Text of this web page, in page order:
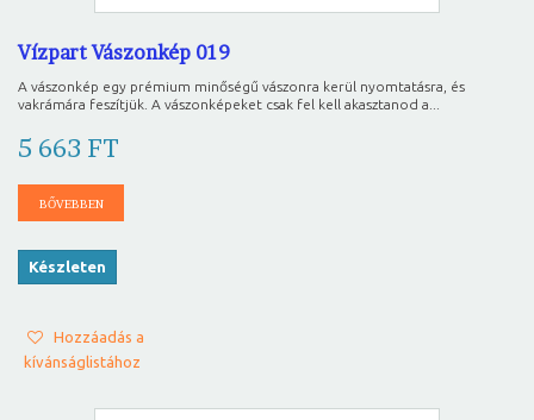
Vízpart Vászonkép 019
A vászonkép egy prémium minőségű vászonra kerül nyomtatásra, és
vakrámára feszítjük. A vászonképeket csak fel kell akasztanod a...
5 663 FT
BŐVEBBEN
Készleten
Hozzáadás a
kívánságlistához